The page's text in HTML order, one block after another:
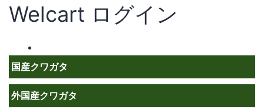
Welcart ログイン
国産クワガタ
外国産クワガタ